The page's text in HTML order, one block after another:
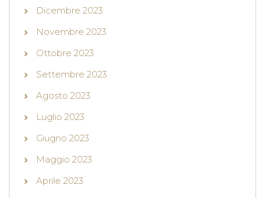
Dicembre 2023
Novembre 2023
Ottobre 2023
Settembre 2023
Agosto 2023
Luglio 2023
Giugno 2023
Maggio 2023
Aprile 2023